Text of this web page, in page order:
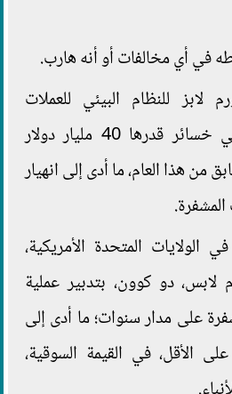
في أي مخالفات أو أنه هارب.
لابز للنظام البيئي للعملات
المشفرة، قد تسببت في خسائر قدرها 40 مليار دولار
هذا العام، ما أدى إلى انهيار
الولايات المتحدة الأمريكية،
دو كوون، بتدبير عملية
على مدار سنوات؛ ما أدى إلى
على الأقل، في القيمة السوقية،